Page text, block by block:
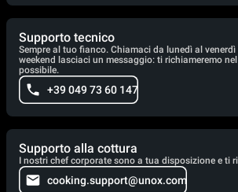
Supporto tecnico
Sempre al tuo fianco. Chiamaci da lunedì al
weekend lasciaci un messaggio: ti richiameremo
possibile.
+39 049 73 60 147
Supporto alla cottura
I nostri chef corporate sono a tua disposizione e ti
cooking.support@unox.com